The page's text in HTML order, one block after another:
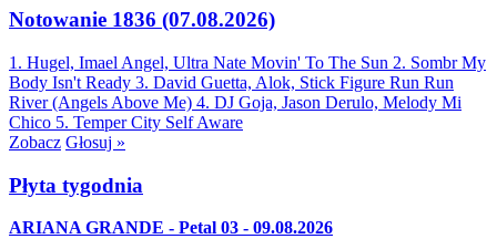
Notowanie 1836 (07.08.2026)
1. Hugel, Imael Angel, Ultra Nate Movin' To The Sun 2. Sombr My
Body Isn't Ready 3. David Guetta, Alok, Stick Figure Run Run
River (Angels Above Me) 4. DJ Goja, Jason Derulo, Melody Mi
Chico 5. Temper City Self Aware
Zobacz Głosuj »
Płyta tygodnia
ARIANA GRANDE - Petal 03 - 09.08.2026